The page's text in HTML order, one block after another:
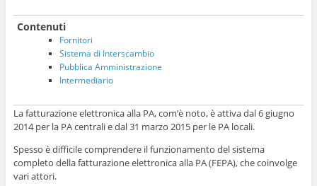
Contenuti
Fornitori
Sistema di Interscambio
Pubblica Amministrazione
Intermediario
La fatturazione elettronica alla PA, com’è noto, è attiva dal 6 giugno
2014 per la PA centrali e dal 31 marzo 2015 per le PA locali.
Spesso è difficile comprendere il funzionamento del sistema
completo della fatturazione elettronica alla PA (FEPA), che coinvolge
vari attori.